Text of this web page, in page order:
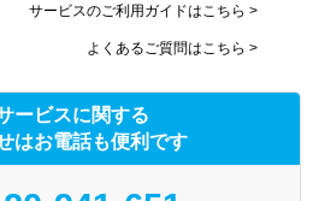
サービスのご利用ガイドはこちら >
よくあるご質問はこちら >
ービスに関する
はお電話も便利です